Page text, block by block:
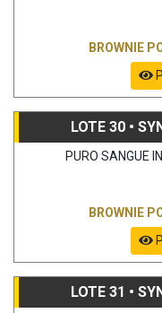
BROWNIE
LOTE 30 •
PURO SANGUE
BROWNIE
LOTE 31 •